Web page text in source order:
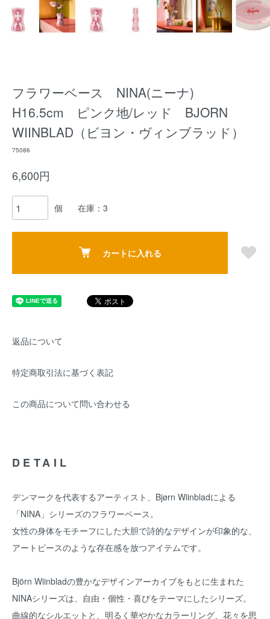
フラワーベース NINA(ニーナ)
H16.5cm ピンク地/レッド BJORN
WIINBLAD（ビヨン・ヴィンブラッド）
75086
6,600円
個 在庫：3
カートに入れる
返品について
特定商取引法に基づく表記
この商品について問い合わせる
DETAIL
デンマークを代表するアーティスト、Bjørn Wiinbladによる
「NINA」シリーズのフラワーベース。
女性の身体をモチーフにした大胆で詩的なデザインが印象的な、
アートピースのような存在感を放つアイテムです。
Björn Wiinbladの豊かなデザインアーカイブをもとに生まれた
NINAシリーズは、自由・個性・喜びをテーマにしたシリーズ。
曲線的なシルエットと、明るく華やかなカラーリング、花々を思